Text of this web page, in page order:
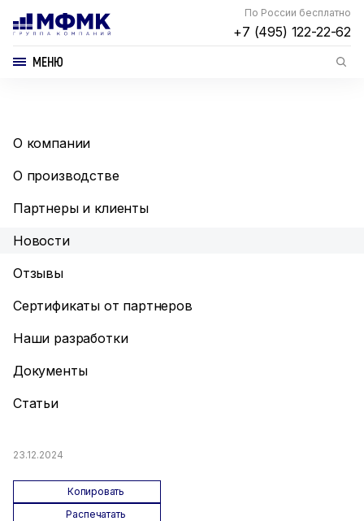
По России бесплатно
+7 (495) 122-22-62
МЕНЮ
О компании
О производстве
Партнеры и клиенты
Новости
Отзывы
Сертификаты от партнеров
Наши разработки
Документы
Статьи
23.12.2024
Копировать
Распечатать